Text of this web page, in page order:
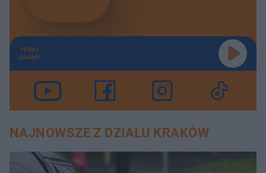
TERAZ
GRAMY
NAJNOWSZE Z DZIAŁU KRAKÓW